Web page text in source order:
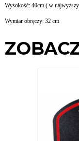
Wysokość: 40cm ( w
Wymiar obręczy: 32 cm